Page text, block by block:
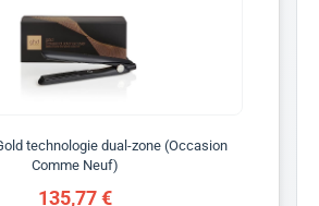
technologie dual-zone (Occasion
Comme Neuf)
135,77 €